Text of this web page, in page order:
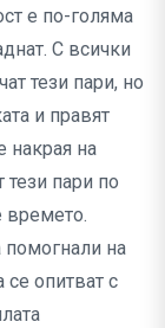
е по-голяма
С всички
тези пари, но
и правят
накрая на
тези пари по
времето.
помогнали на
се опитват с